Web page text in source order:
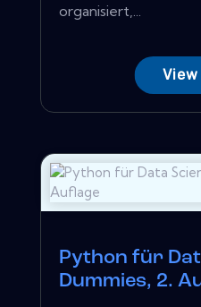
organisiert,...
View
Python für
Dummies, 2.